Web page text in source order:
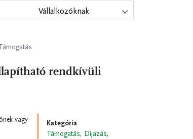
Vállalkozóknak
rendkívüli
vagy
Kategória
Támogatás, Díjazás,